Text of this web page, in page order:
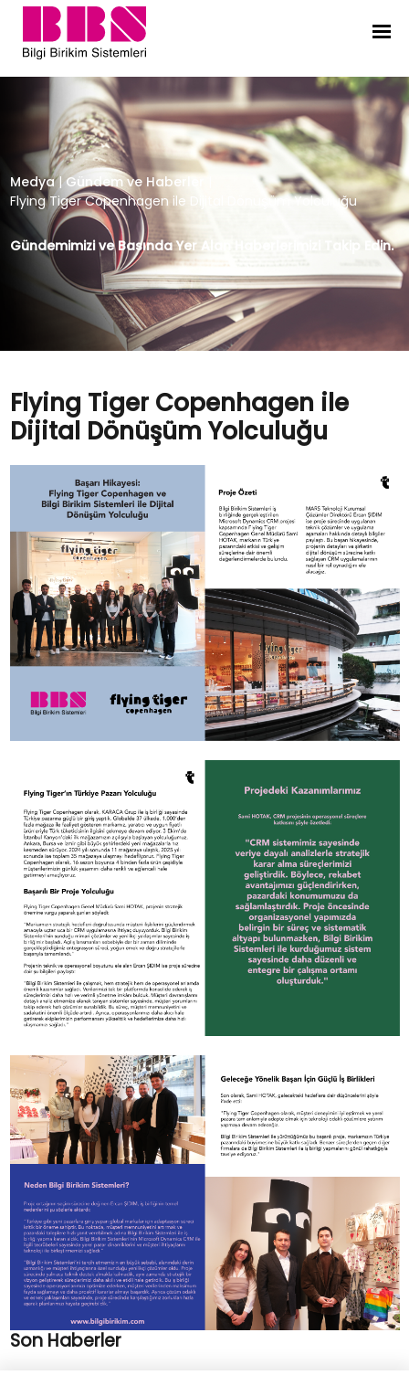
Flying Tiger Copenhagen ile
Medya | Gündem ve Haberler
Flying Tiger Copenhagen ile Dijital Dönüşüm Yolculuğu
Gündemimizi ve Basında Yer Alan Haberlerimizi Takip Edin.
Flying Tiger Copenhagen ile
Dijital Dönüşüm Yolculuğu
Son Haberler